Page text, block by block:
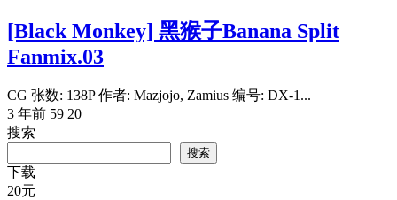
[Black Monkey] 黑猴子Banana Split
Fanmix.03
CG 张数: 138P 作者: Mazjojo, Zamius 编号: DX-1...
3 年前 59 20
搜索
搜索
下载
20元